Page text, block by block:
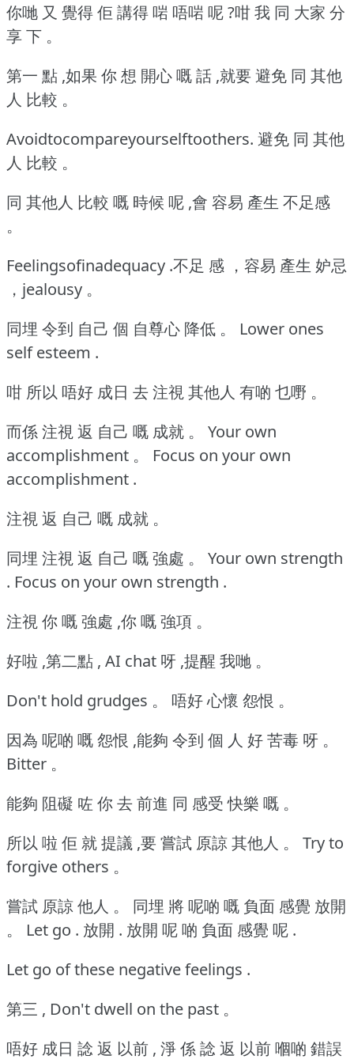
你哋 又 覺得 佢 講得 啱 唔啱 呢 ?咁 我 同 大家 分
享 下 。
第一 點 ,如果 你 想 開心 嘅 話 ,就要 避免 同 其他
人 比較 。
Avoidtocompareyourselftoothers. 避免 同 其他
人 比較 。
同 其他人 比較 嘅 時候 呢 ,會 容易 產生 不足感
。
Feelingsofinadequacy .不足 感 ，容易 產生 妒忌
，jealousy 。
同埋 令到 自己 個 自尊心 降低 。
Lower ones
self esteem .
咁 所以 唔好 成日 去 注視 其他人 有啲 乜嘢 。
而係 注視 返 自己 嘅 成就 。
Your own
accomplishment 。
Focus on your own
accomplishment .
注視 返 自己 嘅 成就 。
同埋 注視 返 自己 嘅 強處 。
Your own strength
. Focus on your own strength .
注視 你 嘅 強處 ,你 嘅 強項 。
好啦 ,第二點 , AI chat 呀 ,提醒 我哋 。
Don't hold grudges 。
唔好 心懷 怨恨 。
因為 呢啲 嘅 怨恨 ,能夠 令到 個 人 好 苦毒 呀 。
Bitter 。
能夠 阻礙 咗 你 去 前進 同 感受 快樂 嘅 。
所以 啦 佢 就 提議 ,要 嘗試 原諒 其他人 。
Try to
forgive others 。
嘗試 原諒 他人 。
同埋 將 呢啲 嘅 負面 感覺 放開
。
Let go . 放開 . 放開 呢 啲 負面 感覺 呢 .
Let go of these negative feelings .
第三 , Don't dwell on the past 。
唔好 成日 諗 返 以前 , 淨 係 諗 返 以前 嗰啲 錯誤